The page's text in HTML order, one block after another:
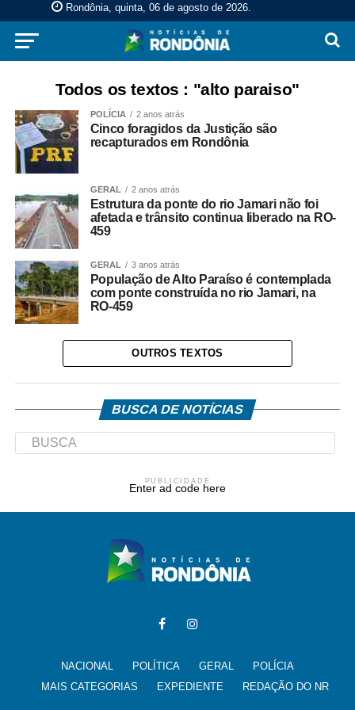
Rondônia, quinta, 06 de agosto de 2026.
Todos os textos : "alto paraiso"
POLÍCIA 2 anos atrás
Cinco foragidos da Justição são
recapturados em Rondônia
GERAL 2 anos atrás
Estrutura da ponte do rio Jamari não foi
afetada e trânsito continua liberado na RO-
459
GERAL 3 anos atrás
População de Alto Paraíso é contemplada
com ponte construída no rio Jamari, na
RO-459
OUTROS TEXTOS
BUSCA DE NOTÍCIAS
PUBLICIDADE
Enter ad code here
NACIONAL POLÍTICA GERAL
POLÍCIA
MAIS CATEGORIAS
EXPEDIENTE REDAÇÃO DO NR